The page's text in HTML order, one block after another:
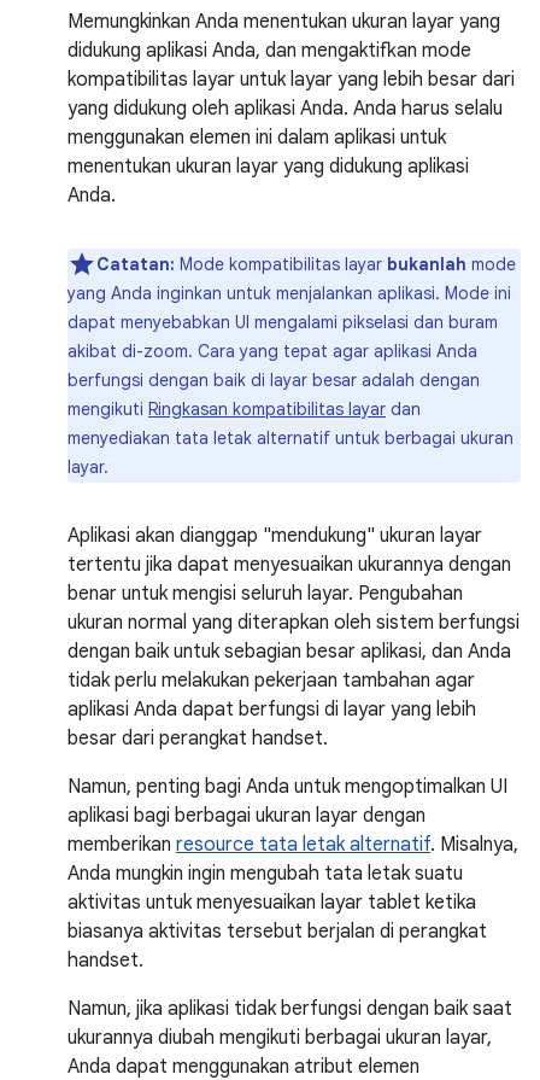
Memungkinkan Anda menentukan ukuran layar yang
didukung aplikasi Anda, dan mengaktifkan mode
kompatibilitas layar untuk layar yang lebih besar dari
yang didukung oleh aplikasi Anda. Anda harus selalu
menggunakan elemen ini dalam aplikasi untuk
menentukan ukuran layar yang didukung aplikasi
Anda.
Catatan: Mode kompatibilitas layar bukanlah mode
yang Anda inginkan untuk menjalankan aplikasi. Mode ini
dapat menyebabkan UI mengalami pikselasi dan buram
akibat di-zoom. Cara yang tepat agar aplikasi Anda
berfungsi dengan baik di layar besar adalah dengan
mengikuti Ringkasan kompatibilitas layar dan
menyediakan tata letak alternatif untuk berbagai ukuran
layar.
Aplikasi akan dianggap "mendukung" ukuran layar
tertentu jika dapat menyesuaikan ukurannya dengan
benar untuk mengisi seluruh layar. Pengubahan
ukuran normal yang diterapkan oleh sistem berfungsi
dengan baik untuk sebagian besar aplikasi, dan Anda
tidak perlu melakukan pekerjaan tambahan agar
aplikasi Anda dapat berfungsi di layar yang lebih
besar dari perangkat handset.
Namun, penting bagi Anda untuk mengoptimalkan UI
aplikasi bagi berbagai ukuran layar dengan
memberikan resource tata letak alternatif. Misalnya,
Anda mungkin ingin mengubah tata letak suatu
aktivitas untuk menyesuaikan layar tablet ketika
biasanya aktivitas tersebut berjalan di perangkat
handset.
Namun, jika aplikasi tidak berfungsi dengan baik saat
ukurannya diubah mengikuti berbagai ukuran layar,
Anda dapat menggunakan atribut elemen